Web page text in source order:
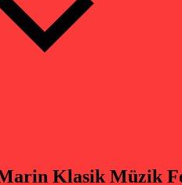
Klasik Müzik